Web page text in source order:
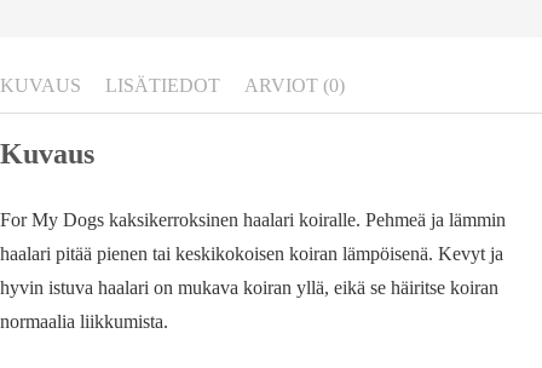
KUVAUS LISÄTIEDOT ARVIOT (0)
Kuvaus
For My Dogs kaksikerroksinen haalari koiralle. Pehmeä ja lämmin
haalari pitää pienen tai keskikokoisen koiran lämpöisenä. Kevyt ja
hyvin istuva haalari on mukava koiran yllä, eikä se häiritse koiran
normaalia liikkumista.